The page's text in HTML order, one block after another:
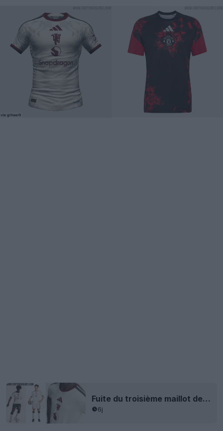
Fuite du troisième maillot de Manchester United 26-27 - Photos officielles + Sortie le 14 août
6j